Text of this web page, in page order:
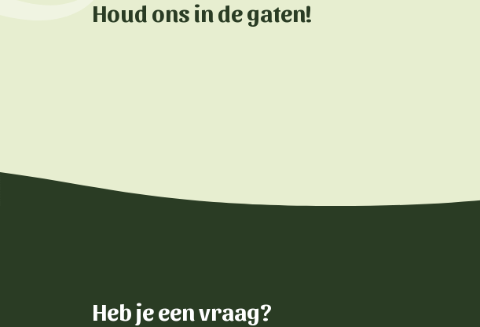
Houd ons in de gaten!
Heb je een vraag?